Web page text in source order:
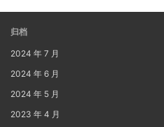
归档
2024 年 7 月
2024 年 6 月
2024 年 5 月
2023 年 4 月